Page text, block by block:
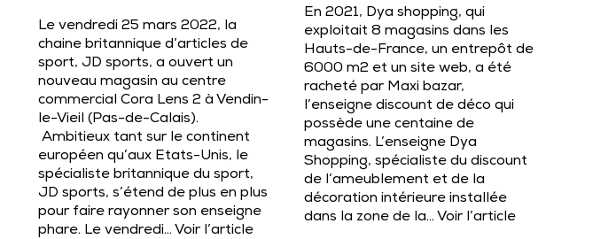
Le vendredi 25 mars 2022, la
chaine britannique d’articles de
sport, JD sports, a ouvert un
nouveau magasin au centre
commercial Cora Lens 2 à Vendin-
le-Vieil (Pas-de-Calais).
Ambitieux tant sur le continent
européen qu’aux Etats-Unis, le
spécialiste britannique du sport,
JD sports, s’étend de plus en plus
pour faire rayonner son enseigne
phare. Le vendredi… Voir l’article
En 2021, Dya shopping, qui
exploitait 8 magasins dans les
Hauts-de-France, un entrepôt de
6000 m2 et un site web, a été
racheté par Maxi bazar,
l’enseigne discount de déco qui
possède une centaine de
magasins. L’enseigne Dya
Shopping, spécialiste du discount
de l’ameublement et de la
décoration intérieure installée
dans la zone de la… Voir l’article